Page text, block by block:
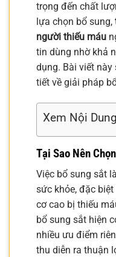
trọng đến chất
lựa chọn bổ sung,
người thiếu máu
tin dùng nhờ khả
dụng. Bài viết
tiết về giải pháp
Xem Nội
Tại Sao Nên
Việc bổ sung sắt
sức khỏe, đặc
cơ cao bị thiếu
bổ sung sắt hiện
nhiều ưu điểm
thu diễn ra thuận